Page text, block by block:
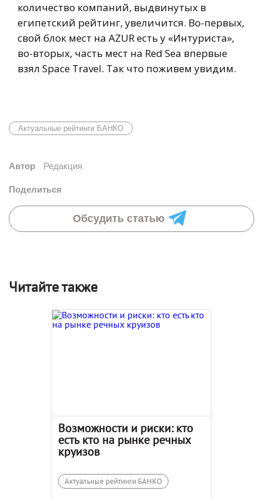
количество компаний, выдвинутых в
египетский рейтинг, увеличится. Во-первых,
свой блок мест на AZUR есть у «Интуриста»,
во-вторых, часть мест на Red Sea впервые
взял Space Travel. Так что поживем увидим.
Актуальные рейтинги БАНКО
Автор Редакция
Поделиться
Обсудить статью
Читайте также
Возможности и риски: кто
есть кто на рынке речных
круизов
Актуальные рейтинги БАНКО